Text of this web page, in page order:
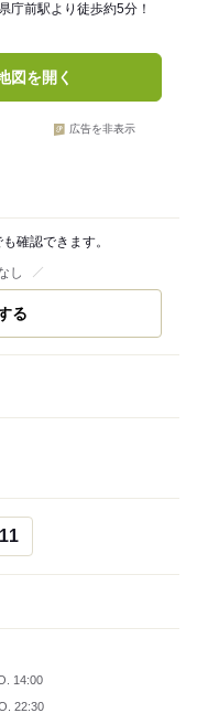
庁前駅より徒歩約5分！
図を開く
広告を非表示
確認できます。
し
る
14:00
22:30